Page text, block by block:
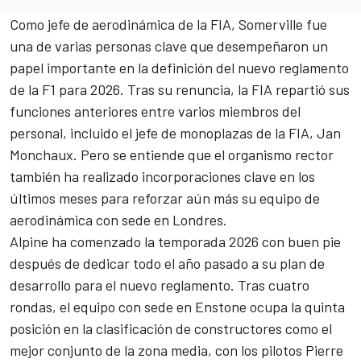
Como jefe de aerodinámica de la FIA, Somerville fue
una de varias personas clave que desempeñaron un
papel importante en la definición del nuevo reglamento
de la F1 para 2026. Tras su renuncia, la FIA repartió sus
funciones anteriores entre varios miembros del
personal, incluido el jefe de monoplazas de la FIA, Jan
Monchaux. Pero se entiende que el organismo rector
también ha realizado incorporaciones clave en los
últimos meses para reforzar aún más su equipo de
aerodinámica con sede en Londres.
Alpine ha comenzado la temporada 2026 con buen pie
después de dedicar todo el año pasado a su plan de
desarrollo para el nuevo reglamento. Tras cuatro
rondas, el equipo con sede en Enstone ocupa la quinta
posición en la clasificación de constructores como el
mejor conjunto de la zona media, con los pilotos Pierre